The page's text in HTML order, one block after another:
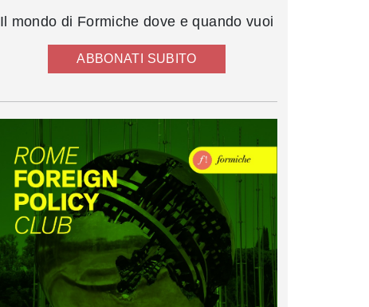
Il mondo di Formiche dove e quando vuoi
ABBONATI SUBITO